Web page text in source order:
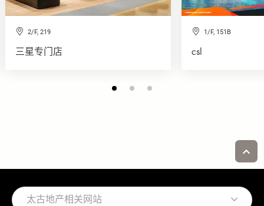
2/F, 219
三星专门店
1/F, 151B
csl
太古地产相关网站